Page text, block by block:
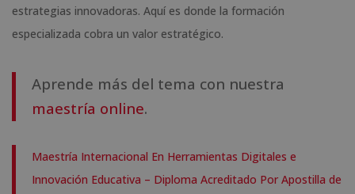
estrategias innovadoras. Aquí es donde la formación
especializada cobra un valor estratégico.
Aprende más del tema con nuestra
maestría online.
Maestría Internacional En Herramientas Digitales e
Innovación Educativa – Diploma Acreditado Por Apostilla de